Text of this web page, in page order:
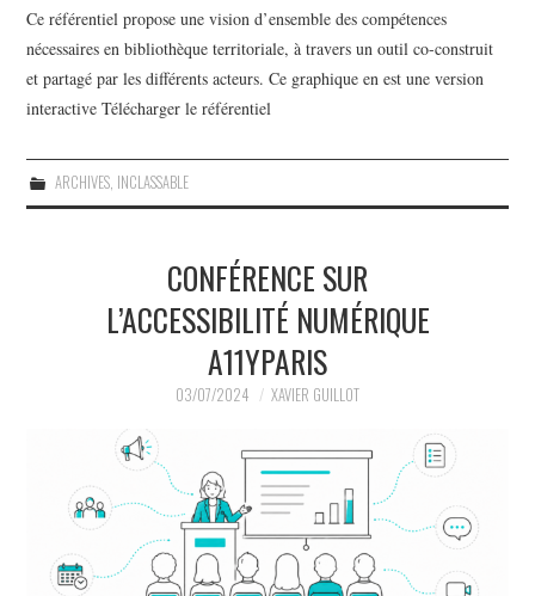
Ce référentiel propose une vision d’ensemble des compétences
nécessaires en bibliothèque territoriale, à travers un outil co-construit
et partagé par les différents acteurs. Ce graphique en est une version
interactive Télécharger le référentiel
ARCHIVES, INCLASSABLE
CONFÉRENCE SUR
L’ACCESSIBILITÉ NUMÉRIQUE
A11YPARIS
03/07/2024 XAVIER GUILLOT